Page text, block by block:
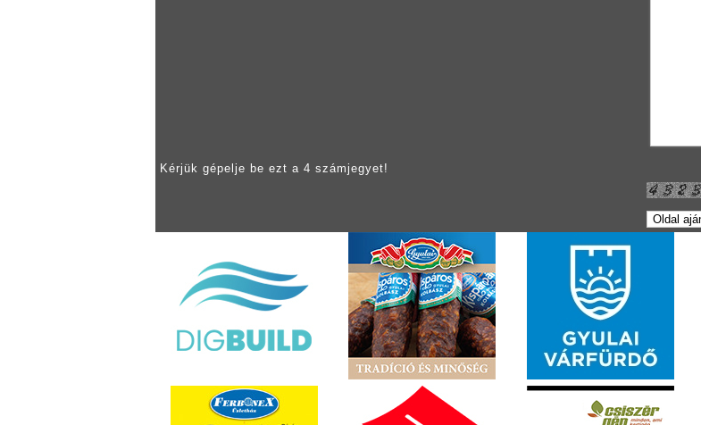
Kérjük gépelje be ezt a 4 számjegyet!